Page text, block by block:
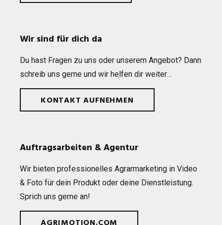
Wir sind für dich da
Du hast Fra­gen zu uns oder unse­rem Ange­bot? Dann
schreib uns gerne und wir hel­fen dir weiter…
KONTAKT AUFNEHMEN
Auftragsarbeiten & Agentur
Wir bie­ten pro­fes­sio­nel­les Agrar­mar­ke­ting in Video
& Foto für dein Pro­dukt oder deine Dienst­leis­tung.
Sprich uns gerne an!